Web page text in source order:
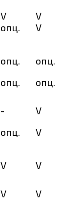
V
V
опц.
V
опц.
опц.
опц.
опц.
-
V
опц.
V
V
V
V
V